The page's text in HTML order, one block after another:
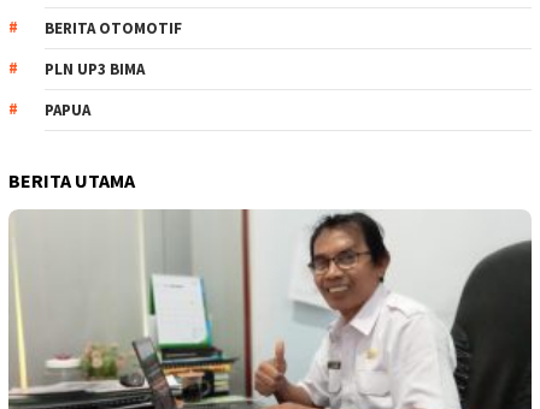
BERITA OTOMOTIF
PLN UP3 BIMA
PAPUA
BERITA UTAMA